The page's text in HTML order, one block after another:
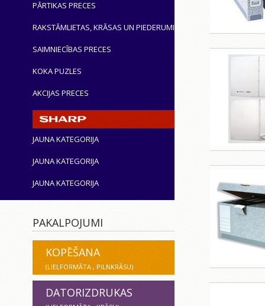
PĀRTIKAS PRECES
RAKSTĀMLIETAS, KRĀSAS UN PIEDERUMI
SAIMNIECĪBAS PRECES
KOKA PUZLES
AKCIJAS PRECES
JAUNA KATEGORIJA
JAUNA KATEGORIJA
JAUNA KATEGORIJA
PAKALPOJUMI
KOPĒŠANA
(LIELFORMĀTA , PILNKRĀSU)
DATORIZDRUKAS